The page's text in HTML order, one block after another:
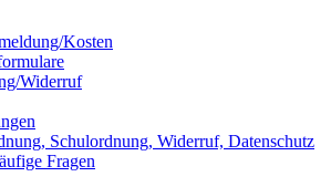
Kosten
Widerruf
Schulordnung, Widerruf, Datenschutz
Fragen